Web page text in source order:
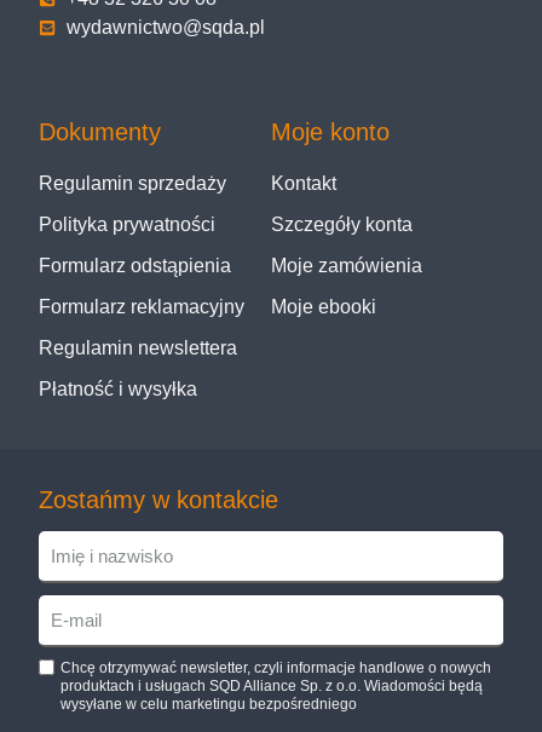
wydawnictwo@sqda.pl
Dokumenty
Regulamin sprzedaży
Polityka prywatności
Formularz odstąpienia
Formularz reklamacyjny
Regulamin newslettera
Płatność i wysyłka
Moje konto
Kontakt
Szczegóły konta
Moje zamówienia
Moje ebooki
Zostańmy w kontakcie
Chcę otrzymywać newsletter, czyli informacje handlowe o nowych
produktach i usługach SQD Alliance Sp. z o.o. Wiadomości będą
wysyłane w celu marketingu bezpośredniego